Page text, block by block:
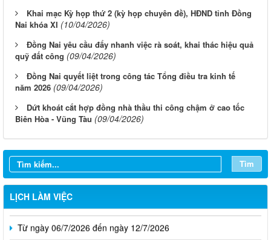
Khai mạc Kỳ họp thứ 2 (kỳ họp chuyên đề), HĐND tỉnh Đồng
Nai khóa XI (10/04/2026)
Đồng Nai yêu cầu đẩy nhanh việc rà soát, khai thác hiệu quả
quỹ đất công (09/04/2026)
Đồng Nai quyết liệt trong công tác Tổng điều tra kinh tế
năm 2026 (09/04/2026)
Dứt khoát cắt hợp đồng nhà thầu thi công chậm ở cao tốc
Biên Hòa - Vũng Tàu (09/04/2026)
Tìm
LỊCH LÀM VIỆC
Từ ngày 03/8/2026 đến ngày 09/8/2026
Từ ngày 20/7/2026 đến ngày 26/7/2026
Từ ngày 13/7/2026 đến ngày 18/7/2026
Từ ngày 06/7/2026 đến ngày 12/7/2026